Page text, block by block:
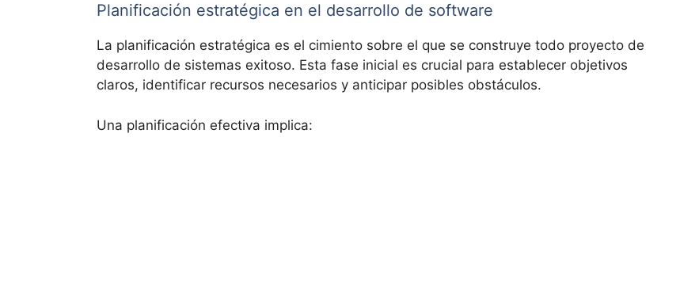
Planificación estratégica en el desarrollo de software
La planificación estratégica es el cimiento sobre el que se construye todo proyecto de
desarrollo de sistemas exitoso. Esta fase inicial es crucial para establecer objetivos
claros, identificar recursos necesarios y anticipar posibles obstáculos.
Una planificación efectiva implica: